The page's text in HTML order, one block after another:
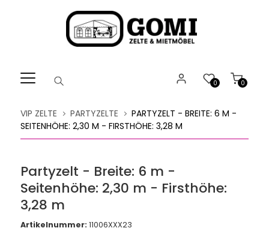
Barrierefreiheitsmenü
direkt
Inhalt
0
0
VIP ZELTE PARTYZELTE
PARTYZELT - BREITE: 6 M -
SEITENHÖHE: 2,30 M - FIRSTHÖHE: 3,28 M
Partyzelt - Breite: 6 m -
Seitenhöhe: 2,30 m - Firsthöhe:
3,28 m
Artikelnummer: 11006XXX23